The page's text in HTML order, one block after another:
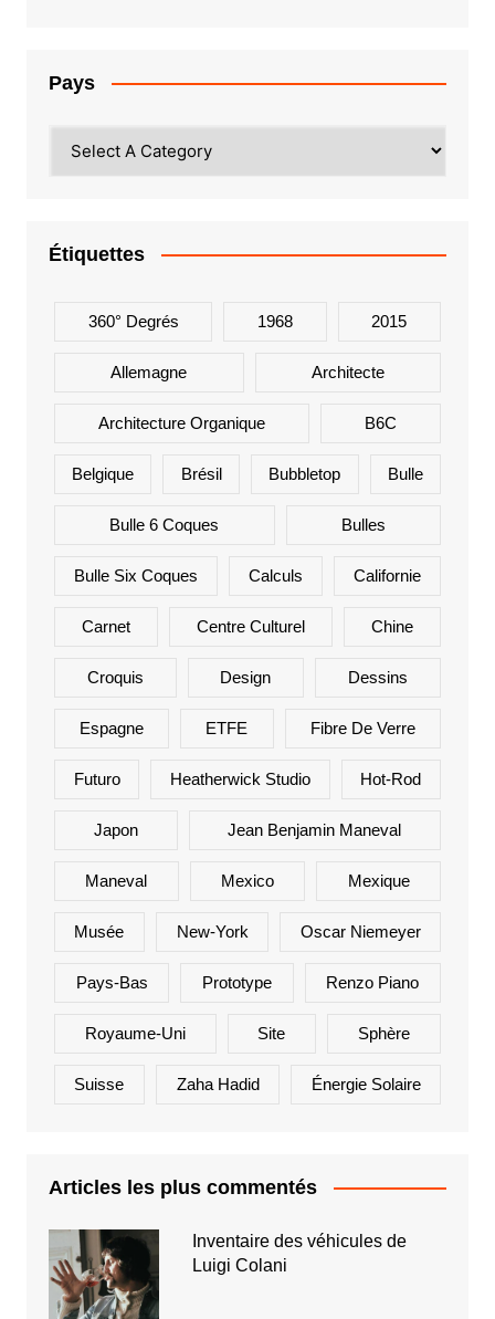
Pays
Étiquettes
360° Degrés 1968 2015
Allemagne Architecte
Architecture Organique B6C
Belgique Brésil Bubbletop Bulle
Bulle 6 Coques Bulles
Bulle Six Coques Calculs Californie
Carnet Centre Culturel Chine
Croquis Design Dessins
Espagne ETFE Fibre De Verre
Futuro Heatherwick Studio Hot-Rod
Japon Jean Benjamin Maneval
Maneval Mexico Mexique
Musée New-York Oscar Niemeyer
Pays-Bas Prototype Renzo Piano
Royaume-Uni Site Sphère
Suisse Zaha Hadid Énergie Solaire
Articles les plus commentés
Inventaire des véhicules de
Luigi Colani